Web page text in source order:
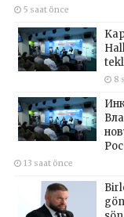
5 saat önce
8
13 saat önce